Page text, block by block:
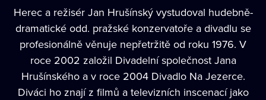
Herec a režisér Jan Hrušínský vystudoval hudebně-
dramatické odd. pražské konzervatoře a divadlu se
profesionálně věnuje nepřetržitě od roku 1976. V
roce 2002 založil Divadelní společnost Jana
Hrušínského a v roce 2004 Divadlo Na Jezerce.
Diváci ho znají z filmů a televizních inscenací jako